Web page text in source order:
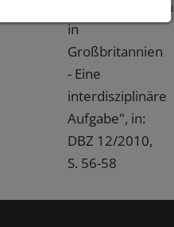
in
Großbritannien
- Eine
interdisziplinäre
Aufgabe", in:
DBZ 12/2010,
S. 56-58